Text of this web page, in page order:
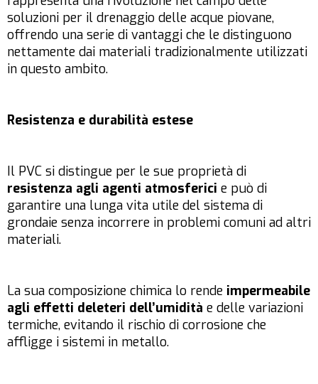
soluzioni per il drenaggio delle acque piovane,
offrendo una serie di vantaggi che le distinguono
nettamente dai materiali tradizionalmente utilizzati
in questo ambito.
Resistenza e durabilità estese
Il PVC si distingue per le sue proprietà di
resistenza agli agenti atmosferici e può di
garantire una lunga vita utile del sistema di
grondaie senza incorrere in problemi comuni ad altri
materiali.
La sua composizione chimica lo rende impermeabile
agli effetti deleteri dell’umidità e delle variazioni
termiche, evitando il rischio di corrosione che
affligge i sistemi in metallo.